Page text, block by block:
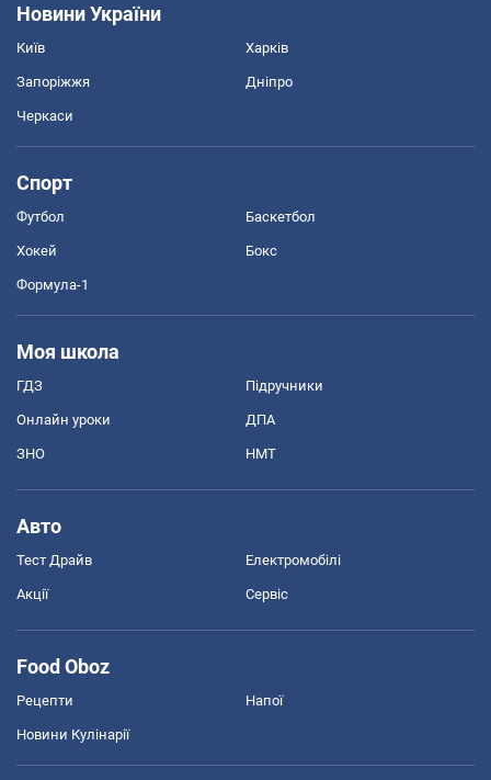
Новини України
Київ Харків
Запоріжжя Дніпро
Черкаси
Спорт
Футбол Баскетбол
Хокей Бокс
Формула-1
Моя школа
ГДЗ Підручники
Онлайн уроки ДПА
ЗНО НМТ
Авто
Тест Драйв Електромобілі
Акції Сервіс
Food Oboz
Рецепти Напої
Новини Кулінарії